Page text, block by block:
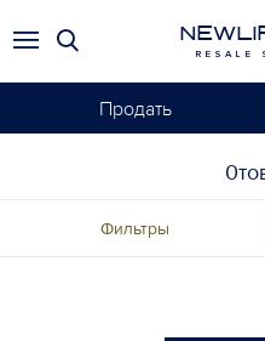
RESALE
Продать
Фильтры